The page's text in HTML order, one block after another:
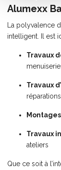
Alumexx
La polyvalence
intelligent. Il est
Travaux
Travaux
réparations
Montages
Travaux
ateliers
Que ce soit à